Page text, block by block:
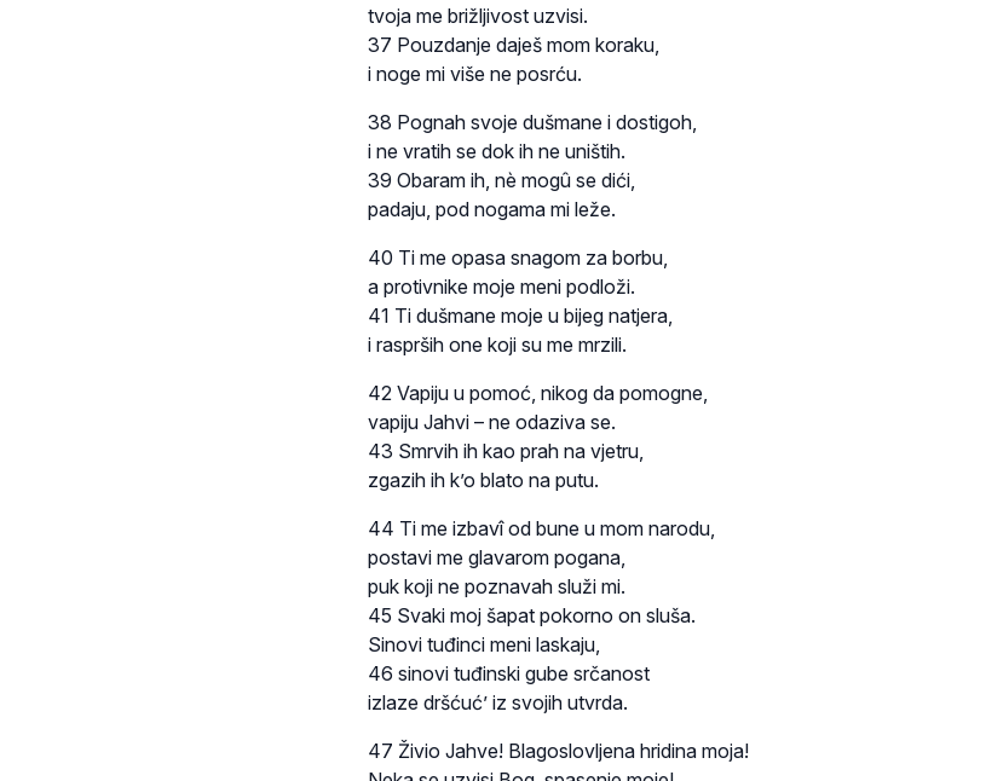
tvoja me brižljivost uzvisi.
37 Pouzdanje daješ mom koraku,
i noge mi više ne posrću.
38 Pognah svoje dušmane i dostigoh,
i ne vratih se dok ih ne uništih.
39 Obaram ih, nè mogû se dići,
padaju, pod nogama mi leže.
40 Ti me opasa snagom za borbu,
a protivnike moje meni podloži.
41 Ti dušmane moje u bijeg natjera,
i rasprših one koji su me mrzili.
42 Vapiju u pomoć, nikog da pomogne,
vapiju Jahvi – ne odaziva se.
43 Smrvih ih kao prah na vjetru,
zgazih ih k’o blato na putu.
44 Ti me izbavî od bune u mom narodu,
postavi me glavarom pogana,
puk koji ne poznavah služi mi.
45 Svaki moj šapat pokorno on sluša.
Sinovi tuđinci meni laskaju,
46 sinovi tuđinski gube srčanost
izlaze dršćuć’ iz svojih utvrda.
47 Živio Jahve! Blagoslovljena hridina moja!